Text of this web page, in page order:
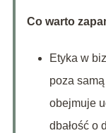
Co warto
Etyka w
poza
obejmuje
dbałość o